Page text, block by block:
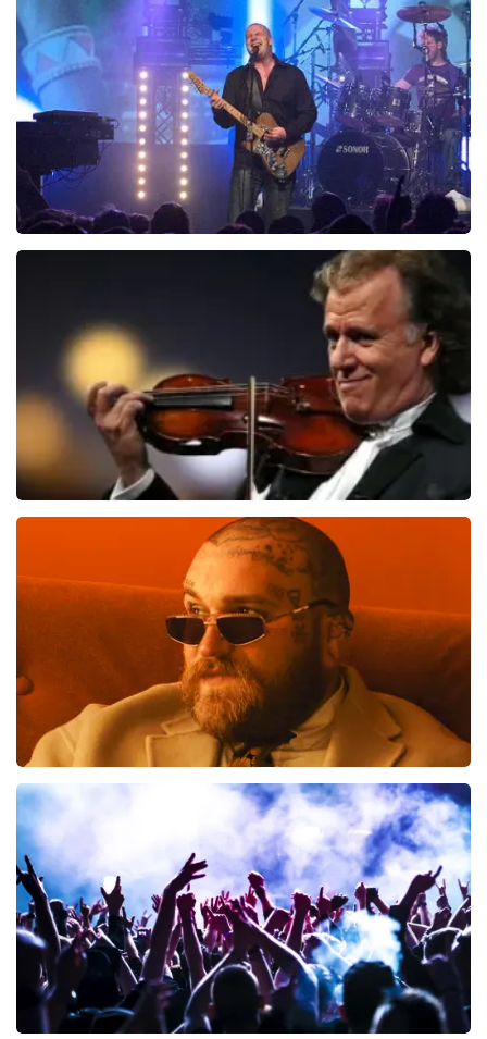
BEKIJKEN
BESTEL NU
laatste 30 minuten
BESTEL NU
Teddy Swims
BESTEL NU